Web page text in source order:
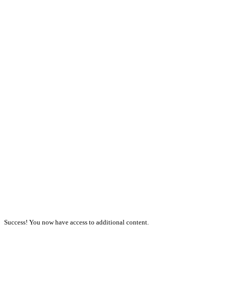
Success! You now have access to additional content.